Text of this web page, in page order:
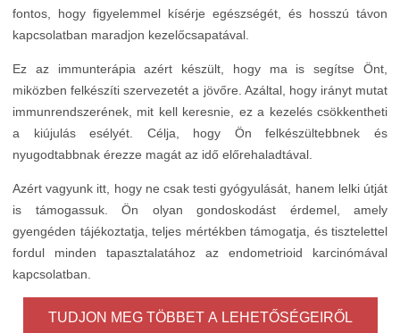
fontos, hogy figyelemmel kísérje egészségét, és hosszú távon
kapcsolatban maradjon kezelőcsapatával.
Ez az immunterápia azért készült, hogy ma is segítse Önt,
miközben felkészíti szervezetét a jövőre. Azáltal, hogy irányt mutat
immunrendszerének, mit kell keresnie, ez a kezelés csökkentheti
a kiújulás esélyét. Célja, hogy Ön felkészültebbnek és
nyugodtabbnak érezze magát az idő előrehaladtával.
Azért vagyunk itt, hogy ne csak testi gyógyulását, hanem lelki útját
is támogassuk. Ön olyan gondoskodást érdemel, amely
gyengéden tájékoztatja, teljes mértékben támogatja, és tisztelettel
fordul minden tapasztalatához az endometrioid karcinómával
kapcsolatban.
TUDJON MEG TÖBBET A LEHETŐSÉGEIRŐL